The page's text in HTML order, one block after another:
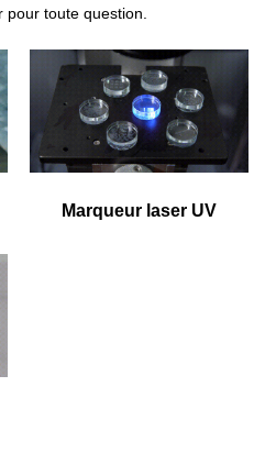
toute question.
Marqueur laser UV